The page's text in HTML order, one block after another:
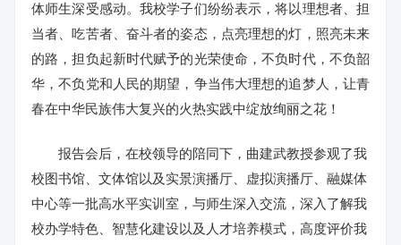
体师生深受感动。我校学子们纷纷表示，将以理想者、担
当者、吃苦者、奋斗者的姿态，点亮理想的灯，照亮未来
的路，担负起新时代赋予的光荣使命，不负时代，不负韶
华，不负党和人民的期望，争当伟大理想的追梦人，让青
春在中华民族伟大复兴的火热实践中绽放绚丽之花！
报告会后，在校领导的陪同下，曲建武教授参观了我
校图书馆、文体馆以及实景演播厅、虚拟演播厅、融媒体
中心等一批高水平实训室，与师生深入交流，深入了解我
校办学特色、智慧化建设以及人才培养模式，高度评价我